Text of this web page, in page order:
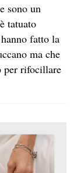
sono un
tatuato
fatto la
ma che
per rifocillare